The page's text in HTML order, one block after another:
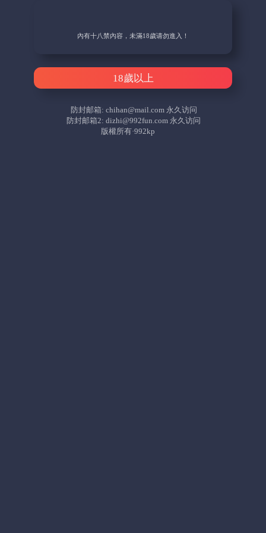
內有十八禁內容，未滿18歲请勿進入！
18歲以上
防封邮箱: chihan@mail.com永久访问
防封邮箱2:dizhi@992fun.com 永久访问
版權所有·992kp